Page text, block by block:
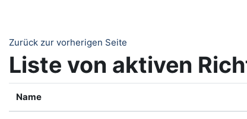
Zurück zur vorherigen Seite
Liste von aktiven
Name